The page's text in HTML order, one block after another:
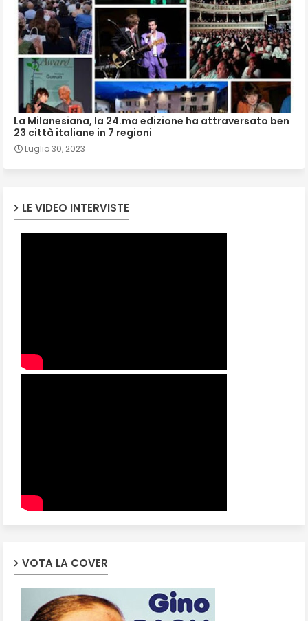
La Milanesiana, la 24.ma edizione ha attraversato ben
23 città italiane in 7 regioni
Luglio 30, 2023
LE VIDEO INTERVISTE
VOTA LA COVER